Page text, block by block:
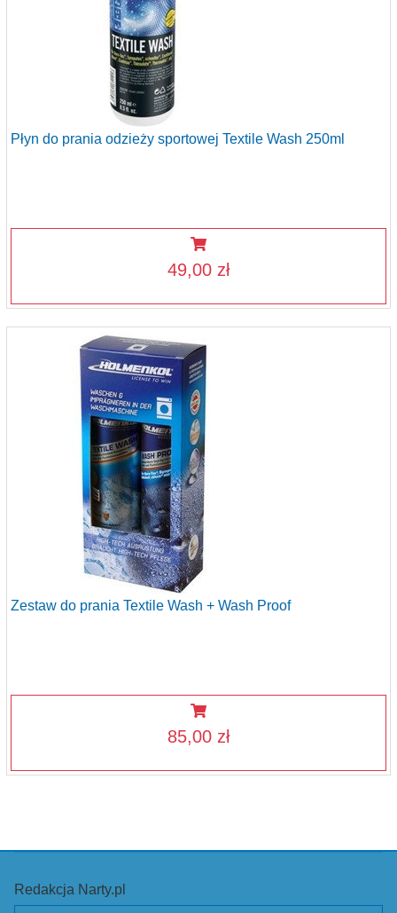
Płyn do prania odzieży sportowej Textile Wash 250ml
49,00 zł
Zestaw do prania Textile Wash + Wash Proof
85,00 zł
Redakcja Narty.pl